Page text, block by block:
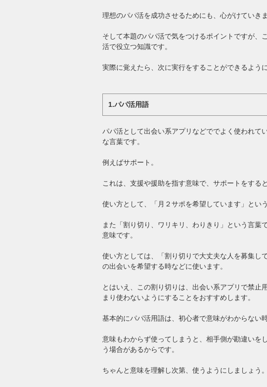
理想のパパ活を成功させるためにも、心がけていきま
そして本題のパパ活で気をつけるポイントですが、
活で役立つ知識です。
実際に覚えたら、次に実行をすることができるよう
1.パパ活用語
パパ活として出会い系アプリなどででよく使われて
な言葉です。
例えばサポート。
これは、支援や援助を指す意味で、サポートをする
使い方として、「月２サポを希望しています」とい
また「割り切り、ワリキリ、わりきり」という言葉
意味です。
使い方としては、「割り切りで大丈夫な人を募集し
の出会いを希望する時などに使います。
とはいえ、この割り切りは、出会い系アプリで禁止
まり使わないようにすることをおすすめします。
基本的にパパ活用語は、初心者で意味がわからない
意味もわからず使ってしまうと、相手側が勘違いを
う場合があるからです。
ちゃんと意味を理解し次第、使うようにしましょう。